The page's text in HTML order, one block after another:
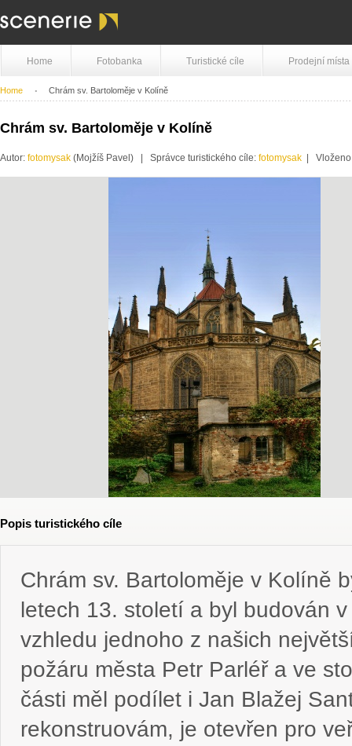
Home Fotobanka Turistické cíle Prodejní místa
Home Chrám sv. Bartoloměje v Kolíně
Chrám sv. Bartoloměje v Kolíně
Autor: fotomysak (Mojžíš Pavel) | Správce turistického cíle: fotomysak |
Popis turistického cíle
Chrám sv. Bartoloměje v Kolíně
letech 13. století a byl budován
vzhledu jednoho z našich
požáru města Petr Parléř a ve
části měl podílet i Jan Blažej
rekonstruovám, je otevřen pro